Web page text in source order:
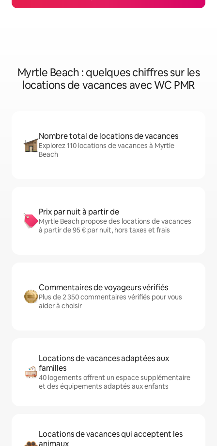
Myrtle Beach : quelques chiffres sur les
locations de vacances avec WC PMR
Nombre total de locations de vacances
Explorez 110 locations de vacances à Myrtle
Beach
Prix par nuit à partir de
Myrtle Beach propose des locations de vacances
à partir de 95 € par nuit, hors taxes et frais
Commentaires de voyageurs vérifiés
Plus de 2 350 commentaires vérifiés pour vous
aider à choisir
Locations de vacances adaptées aux
familles
40 logements offrent un espace supplémentaire
et des équipements adaptés aux enfants
Locations de vacances qui acceptent les
animaux